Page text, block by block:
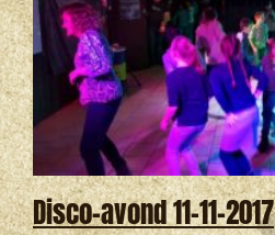
Disco-avond 11-11-2017